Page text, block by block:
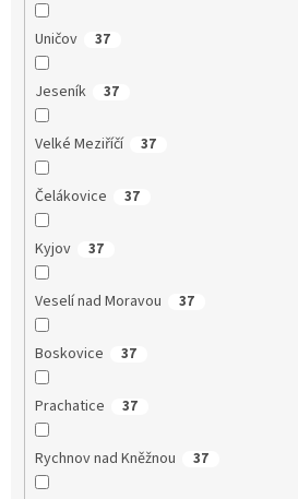
Uničov 37
Jeseník 37
Velké Meziříčí 37
Čelákovice 37
Kyjov 37
Veselí nad Moravou 37
Boskovice 37
Prachatice 37
Rychnov nad Kněžnou 37